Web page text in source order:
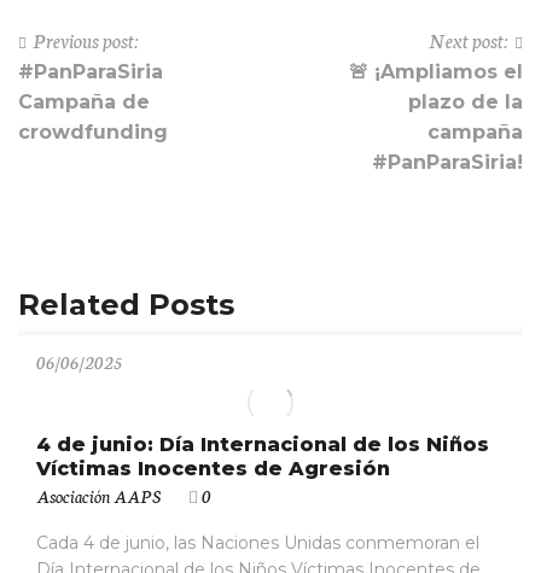
Previous post:
#PanParaSiria
Campaña de
crowdfunding
Next post:
🚨 ¡Ampliamos el
plazo de la
campaña
#PanParaSiria!
Related Posts
06/06/2025
4 de junio: Día Internacional de los Niños
Víctimas Inocentes de Agresión
Asociación AAPS 0
Cada 4 de junio, las Naciones Unidas conmemoran el